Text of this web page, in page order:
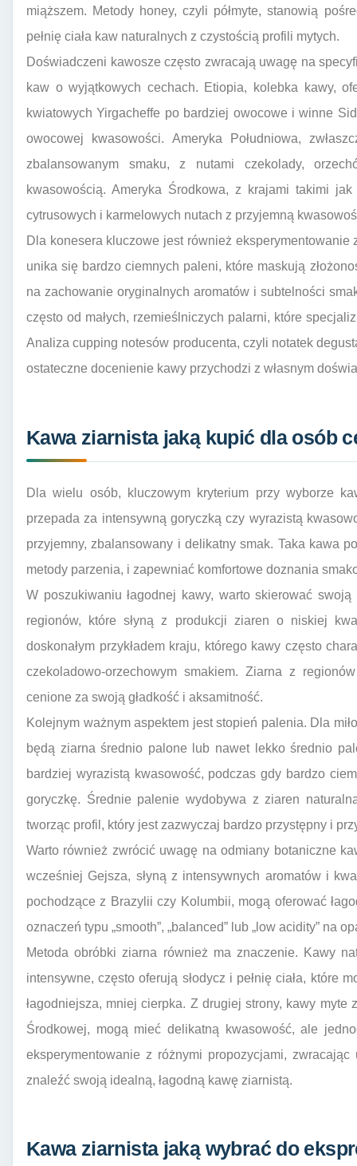
miąższem. Metody honey, czyli półmyte, stanowią
pełnię ciała kaw naturalnych z czystością profili mytych.
Doświadczeni kawosze często zwracają uwagę na
kaw o wyjątkowych cechach. Etiopia, kolebka kawy,
kwiatowych Yirgacheffe po bardziej owocowe i winne
owocowej kwasowości. Ameryka Południowa,
zbalansowanym smaku, z nutami czekolady,
kwasowością. Ameryka Środkowa, z krajami takimi
cytrusowych i karmelowych nutach z przyjemną
Dla konesera kluczowe jest również
unika się bardzo ciemnych paleni, które maskują
na zachowanie oryginalnych aromatów i subtelności
często od małych, rzemieślniczych palarni, które
Analiza cupping notesów producenta, czyli notatek
ostateczne docenienie kawy przychodzi z własnym
Kawa ziarnista jaką kupić dla osób
Dla wielu osób, kluczowym kryterium przy wyborze
przepada za intensywną goryczką czy wyrazistą
przyjemny, zbalansowany i delikatny smak. Taka kawa
metody parzenia, i zapewniać komfortowe doznania
W poszukiwaniu łagodnej kawy, warto skierować
regionów, które słyną z produkcji ziaren o niskiej
doskonałym przykładem kraju, którego kawy często
czekoladowo-orzechowym smakiem. Ziarna z
cenione za swoją gładkość i aksamitność.
Kolejnym ważnym aspektem jest stopień palenia. Dla
będą ziarna średnio palone lub nawet lekko średnio
bardziej wyrazistą kwasowość, podczas gdy bardzo
goryczkę. Średnie palenie wydobywa z ziaren
tworząc profil, który jest zazwyczaj bardzo przystępny i
Warto również zwrócić uwagę na odmiany botaniczne
wcześniej Gejsza, słyną z intensywnych aromatów i
pochodzące z Brazylii czy Kolumbii, mogą oferować
oznaczeń typu „smooth”, „balanced” lub „low acidity” na
Metoda obróbki ziarna również ma znaczenie. Kawy
intensywne, często oferują słodycz i pełnię ciała, które
łagodniejsza, mniej cierpka. Z drugiej strony, kawy myte
Środkowej, mogą mieć delikatną kwasowość, ale
eksperymentowanie z różnymi propozycjami,
znaleźć swoją idealną, łagodną kawę ziarnistą.
Kawa ziarnista jaką wybrać do